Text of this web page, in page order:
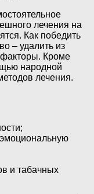
лечения на
Как победить
– удалить из
Кроме
народной
лечения.
и табачных